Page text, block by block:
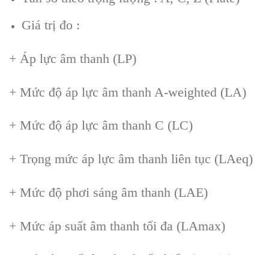
Giá trị đo :
+ Áp lực âm thanh (LP)
+ Mức độ áp lực âm thanh A-weighted (LA)
+ Mức độ áp lực âm thanh C (LC)
+ Trọng mức áp lực âm thanh liên tục (LAeq)
+ Mức độ phơi sáng âm thanh (LAE)
+ Mức áp suất âm thanh tối đa (LAmax)